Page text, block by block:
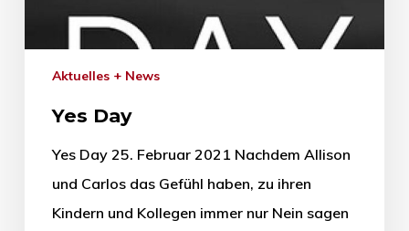
Aktuelles + News
Yes Day
Yes Day 25. Februar 2021 Nachdem Allison
und Carlos das Gefühl haben, zu ihren
Kindern und Kollegen immer nur Nein sagen